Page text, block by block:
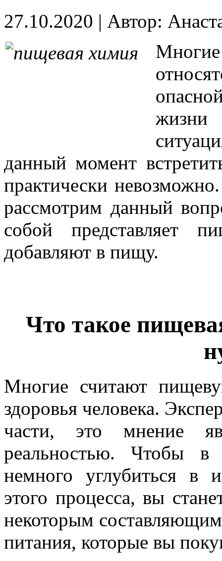
27.10.2020 | Автор:
Многие
данный момент
практически
рассмотрим данный
собой представляет
добавляют в пищу.
Что такое
Многие считают
здоровья человека.
части, это мнение
реальностью. Чтобы в
немного углубиться в
этого процесса, вы
некоторым
питания, которые вы